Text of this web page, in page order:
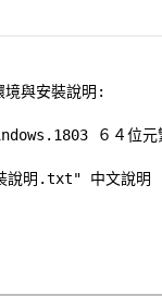
境與安裝說明:
６４位元
說明.txt" 中文說明